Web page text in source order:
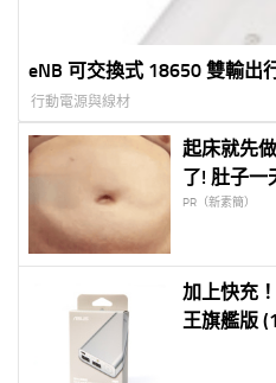
eNB 可交換式 18650 雙輸出
行動電源與線材
起床就先
了! 肚子一
PR（新素簡）
加上快充
王旗艦版